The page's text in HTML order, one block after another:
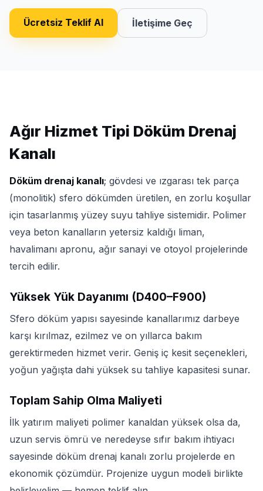
Ücretsiz Teklif Al İletişime Geç
Ağır Hizmet Tipi Döküm Drenaj
Kanalı
Döküm drenaj kanalı; gövdesi ve ızgarası tek parça
(monolitik) sfero dökümden üretilen, en zorlu koşullar
için tasarlanmış yüzey suyu tahliye sistemidir. Polimer
veya beton kanalların yetersiz kaldığı liman,
havalimanı apronu, ağır sanayi ve otoyol projelerinde
tercih edilir.
Yüksek Yük Dayanımı (D400–F900)
Sfero döküm yapısı sayesinde kanallarımız darbeye
karşı kırılmaz, ezilmez ve on yıllarca bakım
gerektirmeden hizmet verir. Geniş iç kesit seçenekleri,
yoğun yağışta dahi yüksek su tahliye kapasitesi sunar.
Toplam Sahip Olma Maliyeti
İlk yatırım maliyeti polimer kanaldan yüksek olsa da,
uzun servis ömrü ve neredeyse sıfır bakım ihtiyacı
sayesinde döküm drenaj kanalı zorlu projelerde en
ekonomik çözümdür. Projenize uygun modeli birlikte